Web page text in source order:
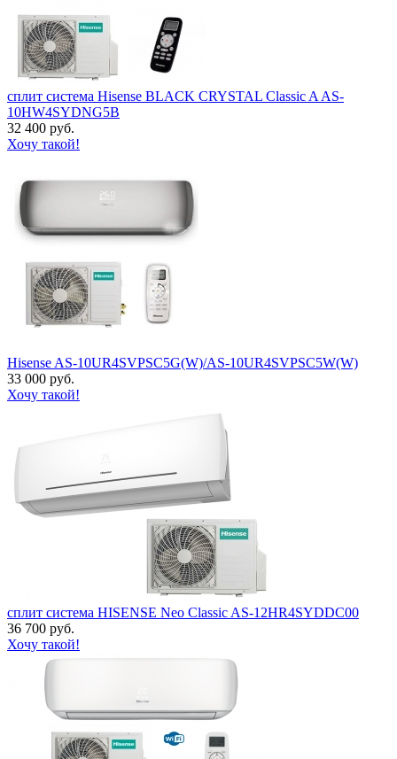
сплит система Hisense BLACK CRYSTAL Classic A AS-
10HW4SYDNG5B
32 400 руб.
Хочу такой!
Hisense AS-10UR4SVPSC5G(W)/AS-10UR4SVPSC5W(W)
33 000 руб.
Хочу такой!
сплит система HISENSE Neo Classic AS-12HR4SYDDC00
36 700 руб.
Хочу такой!